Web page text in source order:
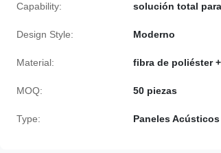
Capability:
solución total
Design Style: Moderno
Material: fibra de poliéster
MOQ: 50 piezas
Type: Paneles Acústicos